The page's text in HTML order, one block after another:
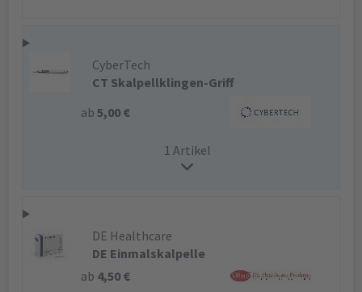
CyberTech
CT Skalpellklingen-Griff
ab 5,00 €
1 Artikel
DE Healthcare
DE Einmalskalpelle
ab 4,50 €